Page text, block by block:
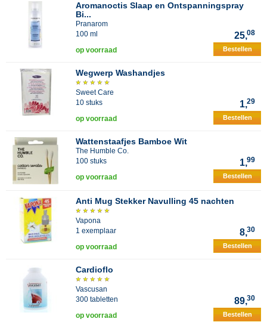
Aromanoctis Slaap en Ontspanningspray
Bi...
Pranarom
100 ml
25,08
op voorraad Bestellen
Wegwerp Washandjes
Sweet Care
10 stuks
1,29
op voorraad Bestellen
Wattenstaafjes Bamboe Wit
The Humble Co.
100 stuks
1,99
op voorraad Bestellen
Anti Mug Stekker Navulling 45 nachten
Vapona
1 exemplaar
8,30
op voorraad Bestellen
Cardioflo
Vascusan
300 tabletten
89,30
op voorraad Bestellen